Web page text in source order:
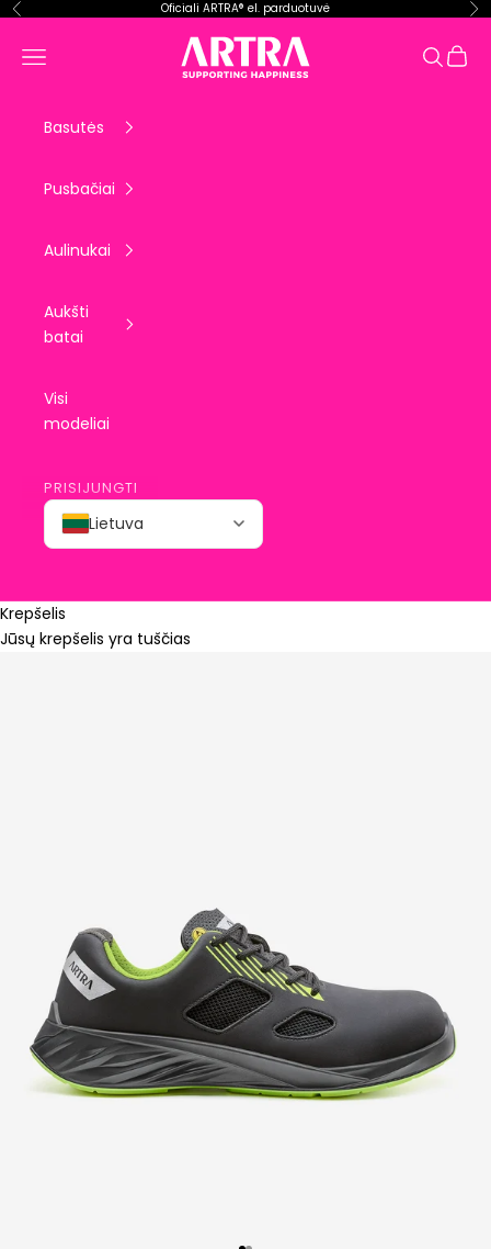
Pereiti prie turinio
Ankstesnis Oficiali ARTRA® el. parduotuvė
ARTRA EU
Meniu Paieška
Basutės
Pusbačiai
Aulinukai
Aukšti
batai
Visi
modeliai
PRISIJUNGTI
Lietuva
Krepšelis
Jūsų krepšelis yra tuščias